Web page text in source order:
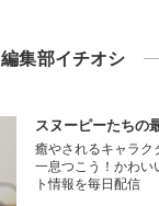
編集部イチオシ
スヌーピーたちの
癒やされるキャラク
一息つこう！かわい
ト情報を毎日配信